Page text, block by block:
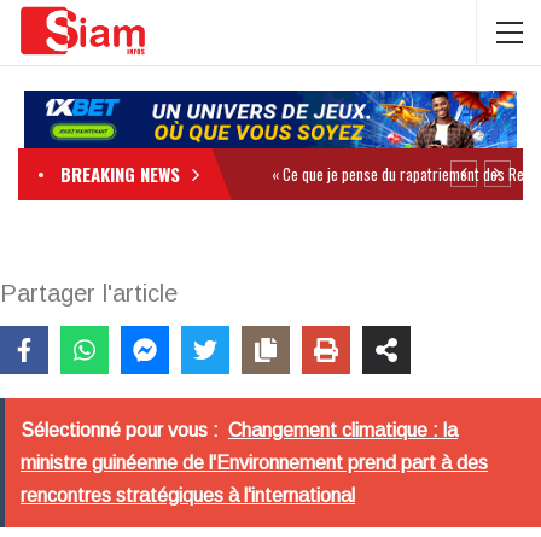
BREAKING NEWS
Partager l'article
Sélectionné pour vous : Changement climatique : la
ministre guinéenne de l'Environnement prend part à des
rencontres stratégiques à l'international